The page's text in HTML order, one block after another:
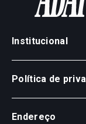
Institucional
Política de
Endereço